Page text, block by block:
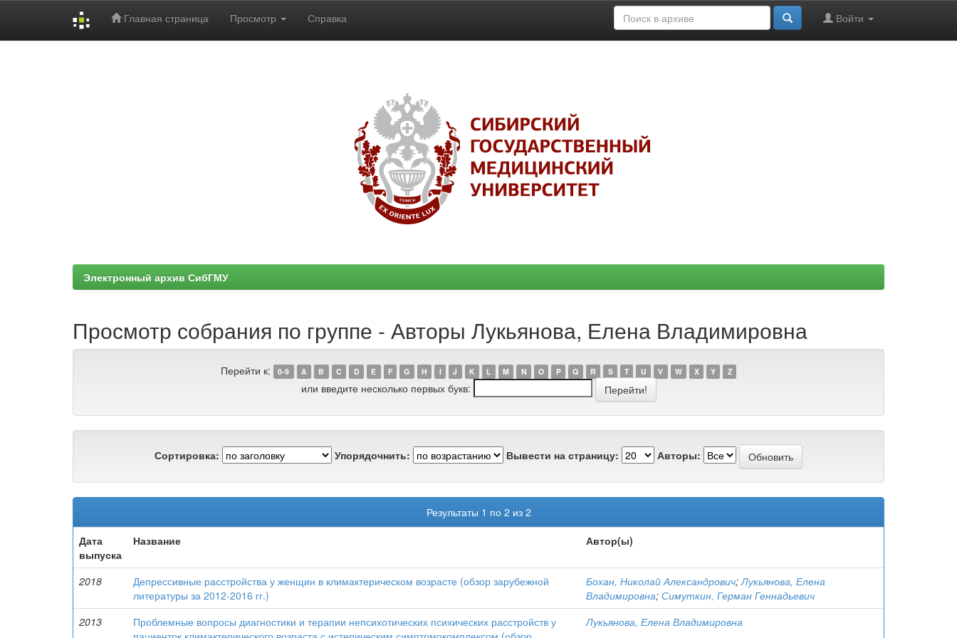
Главная страница Просмотр Справка Войти
Электронный архив СибГМУ
Просмотр собрания по группе - Авторы Лукьянова, Елена Владимировна
Перейти к: 0-9 A B C D E F G H I J K L M N O P Q R S T U V W X Y Z
или введите несколько первых букв:
Сортировка: Упорядочнить: Вывести на страницу: Авторы:
Результаты 1 по 2 из 2
Дата
выпуска
Название Автор(ы)
2018
Депрессивные расстройства у женщин в климактерическом возрасте (обзор зарубежной
литературы за 2012-2016 гг.)
Бохан, Николай Александрович;Лукьянова, Елена
Владимировна; Симуткин, Герман Геннадьевич
2013
Проблемные вопросы диагностики и терапии непсихотических психических расстройств у
Лукьянова, Елена Владимировна